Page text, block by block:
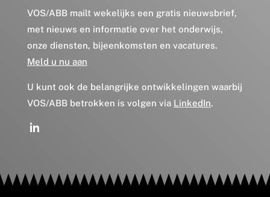
VOS/ABB mailt wekelijks een gratis nieuwsbrief,
met nieuws en informatie over het onderwijs,
onze diensten, bijeenkomsten en vacatures.
Meld u nu aan
U kunt ook de belangrijke ontwikkelingen waarbij
VOS/ABB betrokken is volgen via LinkedIn.